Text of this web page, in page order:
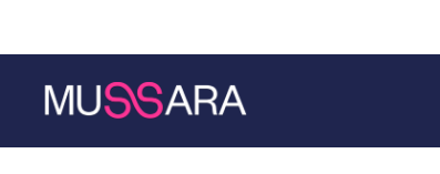
principal
lateral